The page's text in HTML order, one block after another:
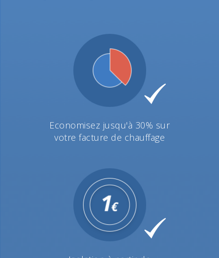
Economisez jusqu'à 30% sur
votre facture de chauffage